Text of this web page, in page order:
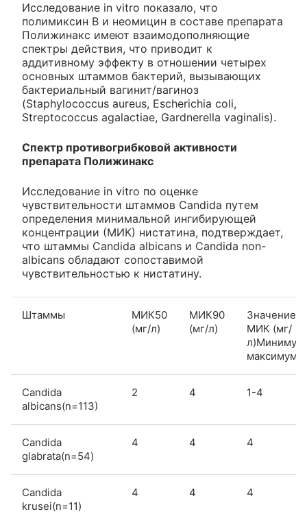
Исследование in vitro показало, что
полимиксин В и неомицин в составе препарата
Полижинакс имеют взаимодополняющие
спектры действия, что приводит к
аддитивному эффекту в отношении четырех
основных штаммов бактерий, вызывающих
бактериальный вагинит/вагиноз
(Staphylococcus aureus, Escherichia coli,
Streptococcus agalactiae, Gardnerella vaginalis).
Спектр противогрибковой активности
препарата Полижинакс
Исследование in vitro по оценке
чувствительности штаммов Candida путем
определения минимальной ингибирующей
концентрации (МИК) нистатина, подтверждает,
что штаммы Candida albicans и Candida non-
albicans обладают сопоставимой
чувствительностью к нистатину.
Штаммы
МИК50
(мг/л)
МИК90
(мг/л)
Значение
МИК (мг/
максимум
Candida
albicans(n=113)
2 4 1-4
Candida
glabrata(n=54)
4 4 4
Candida
krusei(n=11)
4 4 4